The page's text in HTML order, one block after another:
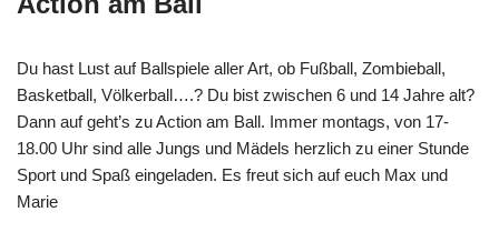
Du hast Lust auf Ballspiele aller Art, ob Fußball, Zombieball,
Basketball, Völkerball….? Du bist zwischen 6 und 14 Jahre alt?
Dann auf geht’s zu Action am Ball. Immer montags, von 17-
18.00 Uhr sind alle Jungs und Mädels herzlich zu einer Stunde
Sport und Spaß eingeladen. Es freut sich auf euch Max und
Marie